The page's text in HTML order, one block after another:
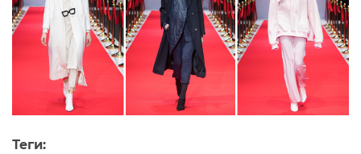
Теги: